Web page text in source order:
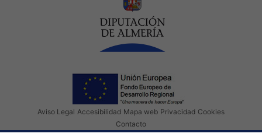
Aviso Legal Accesibilidad Mapa web Privacidad Cookies
Contacto